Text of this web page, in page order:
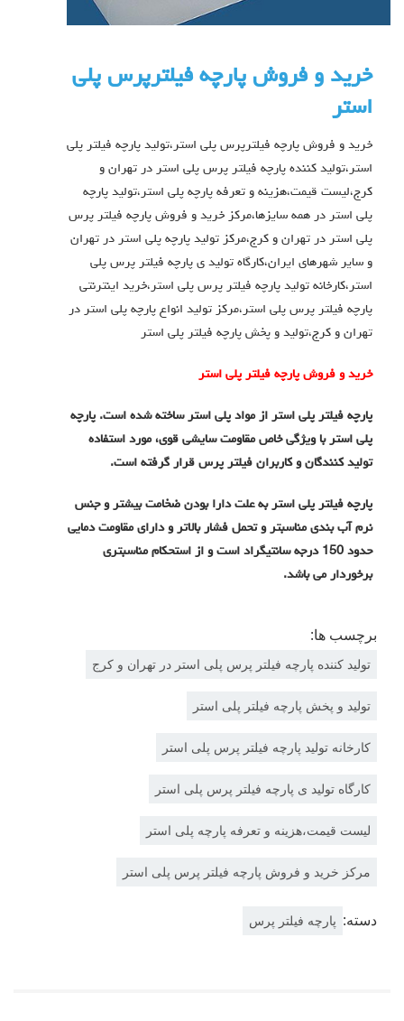
خرید و فروش پارچه فیلترپرس پلی
استر
خرید و فروش پارچه فیلترپرس پلی استر،تولید پارچه فیلتر پلی
استر،تولید کننده پارچه فیلتر پرس پلی استر در تهران و
کرج،لیست قیمت،هزینه و تعرفه پارچه پلی استر،تولید پارچه
پلی استر در همه سایزها،مرکز خرید و فروش پارچه فیلتر پرس
پلی استر در تهران و کرج،مرکز تولید پارچه پلی استر در تهران
و سایر شهرهای ایران،کارگاه تولید ی پارچه فیلتر پرس پلی
استر،کارخانه تولید پارچه فیلتر پرس پلی استر،خرید اینترنتی
پارچه فیلتر پرس پلی استر،مرکز تولید انواع پارچه پلی استر در
تهران و کرج،تولید و پخش پارچه فیلتر پلی استر
خرید و فروش پارچه فیلتر پلی استر
پارچه فیلتر پلی استر از مواد پلی استر ساخته شده است. پارچه
پلی استر با ویژگی خاص مقاومت سایشی قوی، مورد استفاده
تولید کنندگان و کاربران فیلتر پرس قرار گرفته است.
پارچه فیلتر پلی استر به علت دارا بودن ضخامت بیشتر و جنس
نرم آب بندی مناسبتر و تحمل فشار بالاتر و دارای مقاومت دمایی
حدود 150 درجه سانتیگراد است و از استحکام مناسبتری
برخوردار می باشد.
برچسب ها:
تولید کننده پارچه فیلتر پرس پلی استر در تهران و کرج
تولید و پخش پارچه فیلتر پلی استر
کارخانه تولید پارچه فیلتر پرس پلی استر
کارگاه تولید ی پارچه فیلتر پرس پلی استر
لیست قیمت،هزینه و تعرفه پارچه پلی استر
مرکز خرید و فروش پارچه فیلتر پرس پلی استر
دسته: پارچه فیلتر پرس